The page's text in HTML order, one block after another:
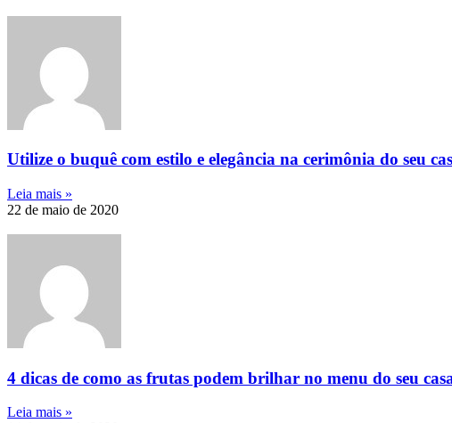
Utilize o buquê com estilo e elegância na cerimônia do seu
Leia mais »
22 de maio de 2020
4 dicas de como as frutas podem brilhar no menu do seu
Leia mais »